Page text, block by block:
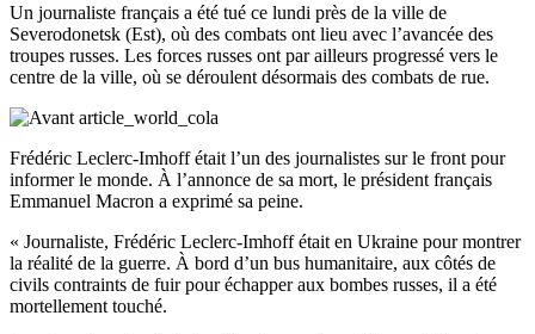
Un journaliste français a été tué ce lundi près de la ville de
Severodonetsk (Est), où des combats ont lieu avec l’avancée des
troupes russes. Les forces russes ont par ailleurs progressé vers le
centre de la ville, où se déroulent désormais des combats de rue.
Frédéric Leclerc-Imhoff était l’un des journalistes sur le front pour
informer le monde. À l’annonce de sa mort, le président français
Emmanuel Macron a exprimé sa peine.
« Journaliste, Frédéric Leclerc-Imhoff était en Ukraine pour montrer
la réalité de la guerre. À bord d’un bus humanitaire, aux côtés de
civils contraints de fuir pour échapper aux bombes russes, il a été
mortellement touché.